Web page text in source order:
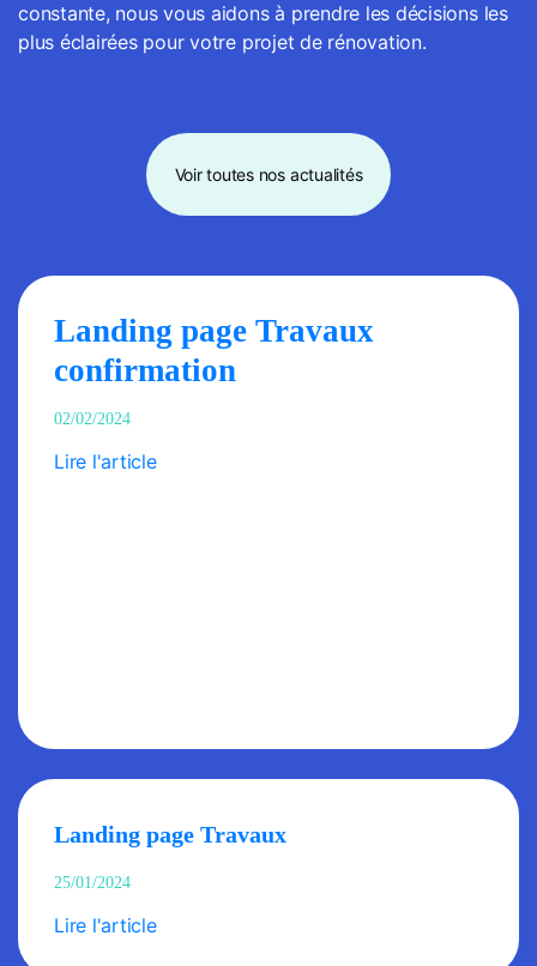
constante, nous vous aidons à prendre les décisions les
plus éclairées pour votre projet de rénovation.
Voir toutes nos actualités
Landing page Travaux
confirmation
02/02/2024
Lire l'article
Landing page Travaux
25/01/2024
Lire l'article